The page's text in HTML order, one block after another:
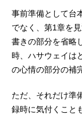
事前準備として台
でなく、第1章を
書きの部分を省略
時、ハサウェイは
の心情の部分の補
ただ、それだけ準
録時に気付くこと